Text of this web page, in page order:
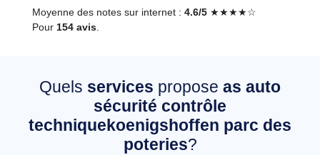
Moyenne des notes sur internet : 4.6/5 ★★★★☆
Pour 154 avis
Quels services propose as auto
sécurité contrôle
techniquekoenigshoffen parc des
poteries?